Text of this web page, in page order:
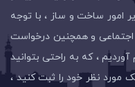
امور ساخت و ساز ، با توجه
و همچنین درخواست
، که به راحتی بتوانید
مورد نظر خود را ثبت کنید ،